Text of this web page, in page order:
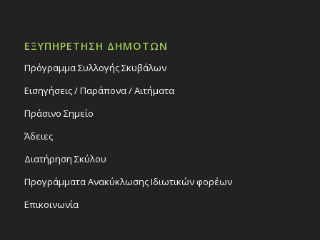
ΕΞΥΠΗΡΕΤΗΣΗ ΔΗΜΟΤΩΝ
Πρόγραμμα Συλλογής Σκυβάλων
Εισηγήσεις / Παράπονα / Αιτήματα
Πράσινο Σημείο
Άδειες
Διατήρηση Σκύλου
Προγράμματα Ανακύκλωσης Ιδιωτικών φορέων
Επικοινωνία